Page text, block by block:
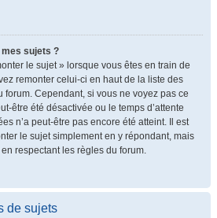
sujets ?
le sujet » lorsque vous êtes en train de
remonter celui-ci en haut de la liste des
forum. Cependant, si vous ne voyez pas ce
être été désactivée ou le temps d’attente
n’a peut-être pas encore été atteint. Il est
le sujet simplement en y répondant, mais
respectant les règles du forum.
de sujets